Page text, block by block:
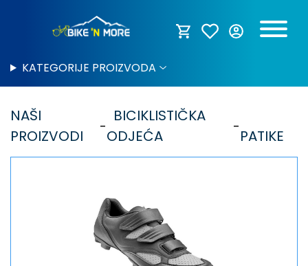
KATEGORIJE PROIZVODA
NAŠI
PROIZVODI
BICIKLISTIČKA
ODJEĆA
PATIKE